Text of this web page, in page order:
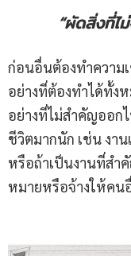
“ผัดสิ่งที่ไ
ก่อนอื่นต้องทำความเ
อย่างที่ต้องทำได้ทั้ง
อย่างที่ไม่สำคัญออก
ชีวิตมากนัก เช่น งา
หรือถ้าเป็นงานที่สำ
หมายหรือจ้างให้ค